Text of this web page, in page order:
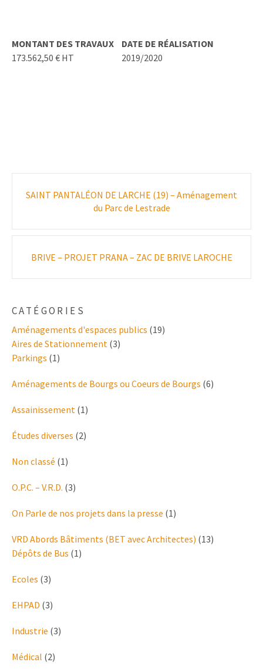
MONTANT DES TRAVAUX
173.562,50 € HT
DATE DE RÉALISATION
2019/2020
navigation
SAINT PANTALÉON DE LARCHE (19) – Aménagement
du Parc de Lestrade
BRIVE – PROJET PRANA – ZAC DE BRIVE LAROCHE
CATÉGORIES
Aménagements d'espaces publics (19)
Aires de Stationnement (3)
Parkings (1)
Aménagements de Bourgs ou Coeurs de Bourgs (6)
Assainissement (1)
Études diverses (2)
Non classé (1)
O.P.C. – V.R.D. (3)
On Parle de nos projets dans la presse (1)
VRD Abords Bâtiments (BET avec Architectes) (13)
Dépôts de Bus (1)
Ecoles (3)
EHPAD (3)
Industrie (3)
Médical (2)